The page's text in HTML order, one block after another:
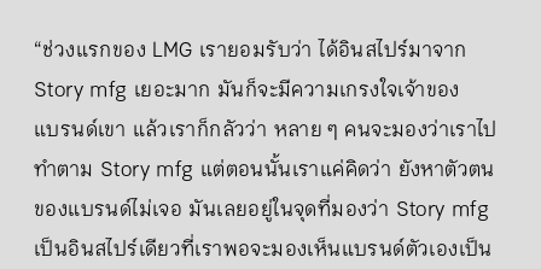
“ช่วงแรกของ LMG เรายอมรับว่า ได้อินสไปร์มาจาก
Story mfg เยอะมาก มันก็จะมีความเกรงใจเจ้าของ
แบรนด์เขา แล้วเราก็กลัวว่า หลาย ๆ คนจะมองว่าเราไป
ทำตาม Story mfg แต่ตอนนั้นเราแค่คิดว่า ยังหาตัวตน
ของแบรนด์ไม่เจอ มันเลยอยู่ในจุดที่มองว่า Story mfg
เป็นอินสไปร์เดียวที่เราพอจะมองเห็นแบรนด์ตัวเองเป็น